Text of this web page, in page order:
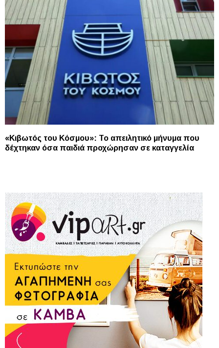
«Κιβωτός του Κόσμου»: Το απειλητικό μήνυμα που
δέχτηκαν όσα παιδιά προχώρησαν σε καταγγελία